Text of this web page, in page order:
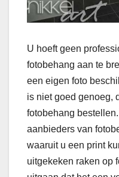
U hoeft geen
fotobehang aan te
een eigen foto
is niet goed genoeg,
fotobehang
aanbieders van
waaruit u een print
uitgekeken raken op